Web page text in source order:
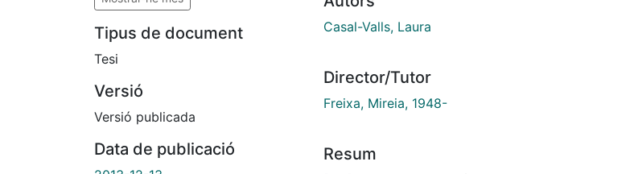
Tipus de document
Tesi
Versió
Versió publicada
Data de publicació
Casal-Valls, Laura
Director/Tutor
Freixa, Mireia, 1948-
Resum